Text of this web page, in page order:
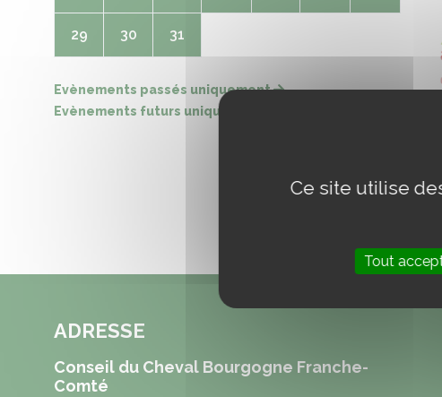
29 30 31
Evènements passés uniquement
Evènements futurs uniquement
ADRESSE
Conseil du Cheval Bourgogne Franche-
Comté
Ce site utilise
Tout